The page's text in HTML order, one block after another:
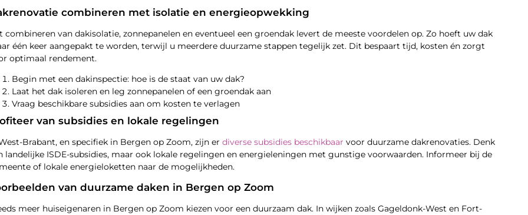
combineren met isolatie en energieopwekking
combineren van dakisolatie, zonnepanelen en eventueel een groendak levert de meeste voordelen op. Zo hoeft uw dak
één keer aangepakt te worden, terwijl u meerdere duurzame stappen tegelijk zet. Dit bespaart tijd, kosten én zorgt
optimaal rendement.
Begin met een dakinspectie: hoe is de staat van uw dak?
Laat het dak isoleren en leg zonnepanelen of een groendak aan
Vraag beschikbare subsidies aan om kosten te verlagen
van subsidies en lokale regelingen
Brabant, en specifiek in Bergen op Zoom, zijn er diverse subsidies beschikbaar voor duurzame dakrenovaties. Denk
landelijke ISDE-subsidies, maar ook lokale regelingen en energieleningen met gunstige voorwaarden. Informeer bij de
of lokale energieloketten naar de mogelijkheden.
van duurzame daken in Bergen op Zoom
meer huiseigenaren in Bergen op Zoom kiezen voor een duurzaam dak. In wijken zoals Gageldonk-West en Fort-